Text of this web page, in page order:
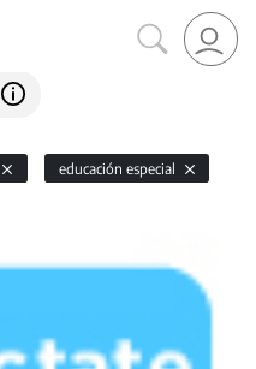
educación especial